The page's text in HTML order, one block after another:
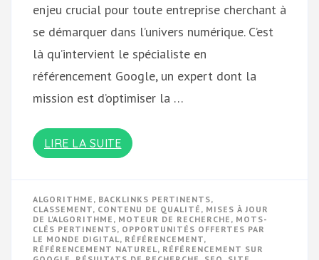
enjeu crucial pour toute entreprise cherchant à
se démarquer dans l’univers numérique. C’est
là qu’intervient le spécialiste en
référencement Google, un expert dont la
mission est d’optimiser la …
LIRE LA SUITE
ALGORITHME , BACKLINKS PERTINENTS,
CLASSEMENT, CONTENU DE QUALITÉ , MISES À JOUR
DE L'ALGORITHME , MOTEUR DE RECHERCHE , MOTS-
CLÉS PERTINENTS, OPPORTUNITÉS OFFERTES PAR
LE MONDE DIGITAL, RÉFÉRENCEMENT,
RÉFÉRENCEMENT NATUREL, RÉFÉRENCEMENT SUR